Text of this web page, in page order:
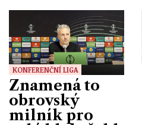
KONFERENČNÍ LIGA
Znamená to
obrovský
milník pro